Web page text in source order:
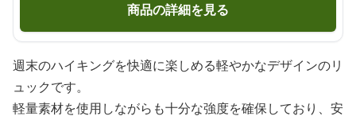
商品の詳細を見る
週末のハイキングを快適に楽しめる軽やかなデザインのリ
ュックです。
軽量素材を使用しながらも十分な強度を確保しており、安